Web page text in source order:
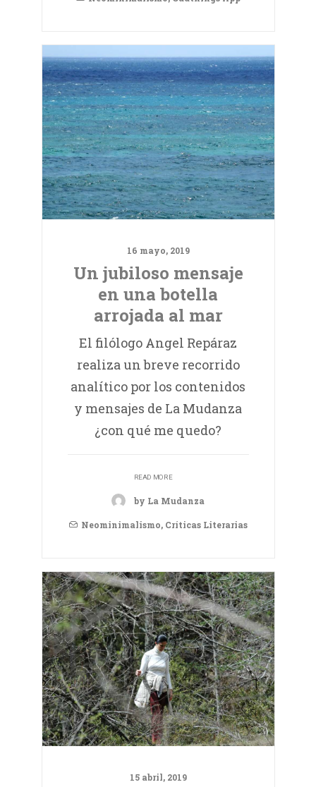
16 mayo, 2019
Un jubiloso mensaje
en una botella
arrojada al mar
El filólogo Angel Repáraz
realiza un breve recorrido
analítico por los contenidos
y mensajes de La Mudanza
¿con qué me quedo?
READ MORE
by La Mudanza
Neominimalismo, Críticas Literarias
15 abril, 2019